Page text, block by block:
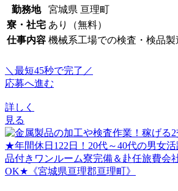
勤務地
宮城県 亘理町
寮・社宅 あり（無料）
仕事内容 機械系工場での検査・検品製
＼最短45秒で完了／
応募へ進む
詳しく
見る